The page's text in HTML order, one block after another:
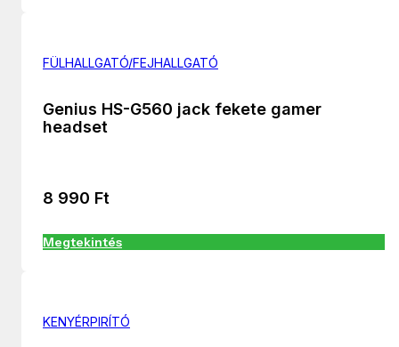
FÜLHALLGATÓ/FEJHALLGATÓ
Genius HS-G560 jack fekete gamer
headset
8 990 Ft
Megtekintés
KENYÉRPIRÍTÓ